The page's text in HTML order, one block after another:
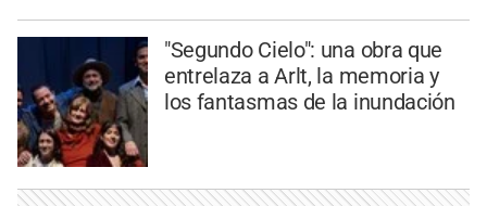
"Segundo Cielo": una obra que
entrelaza a Arlt, la memoria y
los fantasmas de la inundación